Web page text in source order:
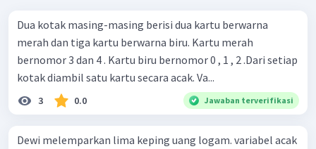
Dua kotak masing-masing berisi dua kartu berwarna
merah dan tiga kartu berwarna biru. Kartu merah
bernomor 3 dan 4 . Kartu biru bernomor 0 , 1 , 2 .Dari setiap
kotak diambil satu kartu secara acak. Va...
3 0.0 Jawaban terverifikasi
Dewi melemparkan lima keping uang logam. variabel acak